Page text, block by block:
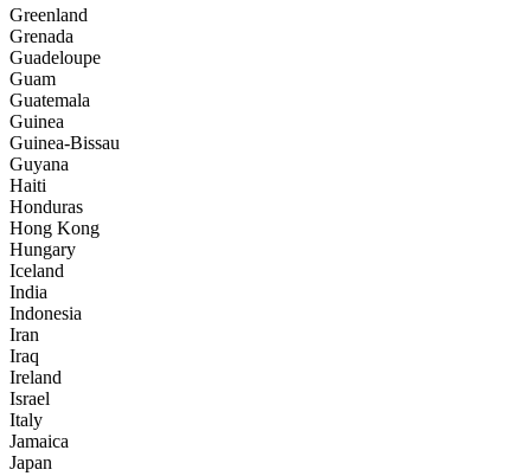
Greenland
Grenada
Guadeloupe
Guam
Guatemala
Guinea
Guinea-Bissau
Guyana
Haiti
Honduras
Hong Kong
Hungary
Iceland
India
Indonesia
Iran
Iraq
Ireland
Israel
Italy
Jamaica
Japan